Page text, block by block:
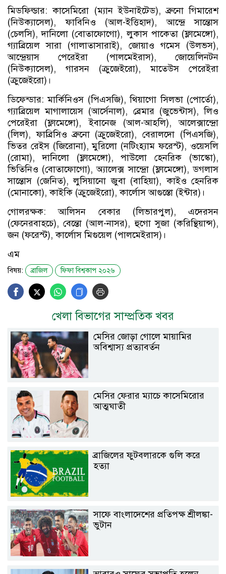
মিডফিল্ডার: কাসেমিরো (ম্যান ইউনাইটেড), ব্রুনো গিমারেশ
(নিউক্যাসেল), ফাবিনিও (আল-ইত্তিহাদ), আন্দ্রে সান্তোস
(চেলসি), দানিলো (বোতাফোগো), লুকাস পাকেতা (ফ্লামেঙ্গো),
গ্যাব্রিয়েল সারা (গালাতাসারাই), জোয়াও গমেস (উলভস),
আন্দ্রেয়াস পেরেইরা (পালমেইরাস), জোয়েলিনটন
(নিউক্যাসেল), গারসন (ক্রুজেইরো), মাতেউস পেরেইরা
(ক্রুজেইরো)।
ডিফেন্ডার: মার্কিনিওস (পিএসজি), থিয়াগো সিলভা (পোর্তো),
গ্যাব্রিয়েল মাগালায়েস (আর্সেনাল), ব্রেমার (জুভেন্টাস), লিও
পেরেইরা (ফ্লামেঙ্গো), ইবানেজ (আল-আহলি), আলেক্সান্দ্রো
(লিল), ফাব্রিসিও ব্রুনো (ক্রুজেইরো), বেরালদো (পিএসজি),
ভিতর রেইস (জিরোনা), মুরিলো (নটিংহ্যাম ফরেস্ট), ওয়েসলি
(রোমা), দানিলো (ফ্লামেঙ্গো), পাউলো হেনরিক (ভাস্কো),
ভিতিনিও (বোতাফোগো), অ্যালেক্স সান্দ্রো (ফ্লামেঙ্গো), ডগলাস
সান্তোস (জেনিত), লুসিয়ানো জুবা (বাহিয়া), কাইও হেনরিক
(মোনাকো), কাইকি (ক্রুজেইরো), কার্লোস আগুস্তো (ইন্টার)।
গোলরক্ষক: আলিসন বেকার (লিভারপুল), এদেরসন
(ফেনেরবাহচে), বেন্তো (আল-নাসর), হুগো সুজা (করিন্থিয়ান্স),
জন (ফরেস্ট), কার্লোস মিগুয়েল (পালমেইরাস)।
এম
বিষয়: ব্রাজিল ফিফা বিশ্বকাপ ২০২৬
খেলা বিভাগের সাম্প্রতিক খবর
মেসির জোড়া গোলে মায়ামির
অবিশ্বাস্য প্রত্যাবর্তন
মেসির ফেরার ম্যাচে কাসেমিরোর
আত্মঘাতী
ব্রাজিলের ফুটবলারকে গুলি করে
হত্যা
সাফে বাংলাদেশের প্রতিপক্ষ শ্রীলঙ্কা-
ভুটান